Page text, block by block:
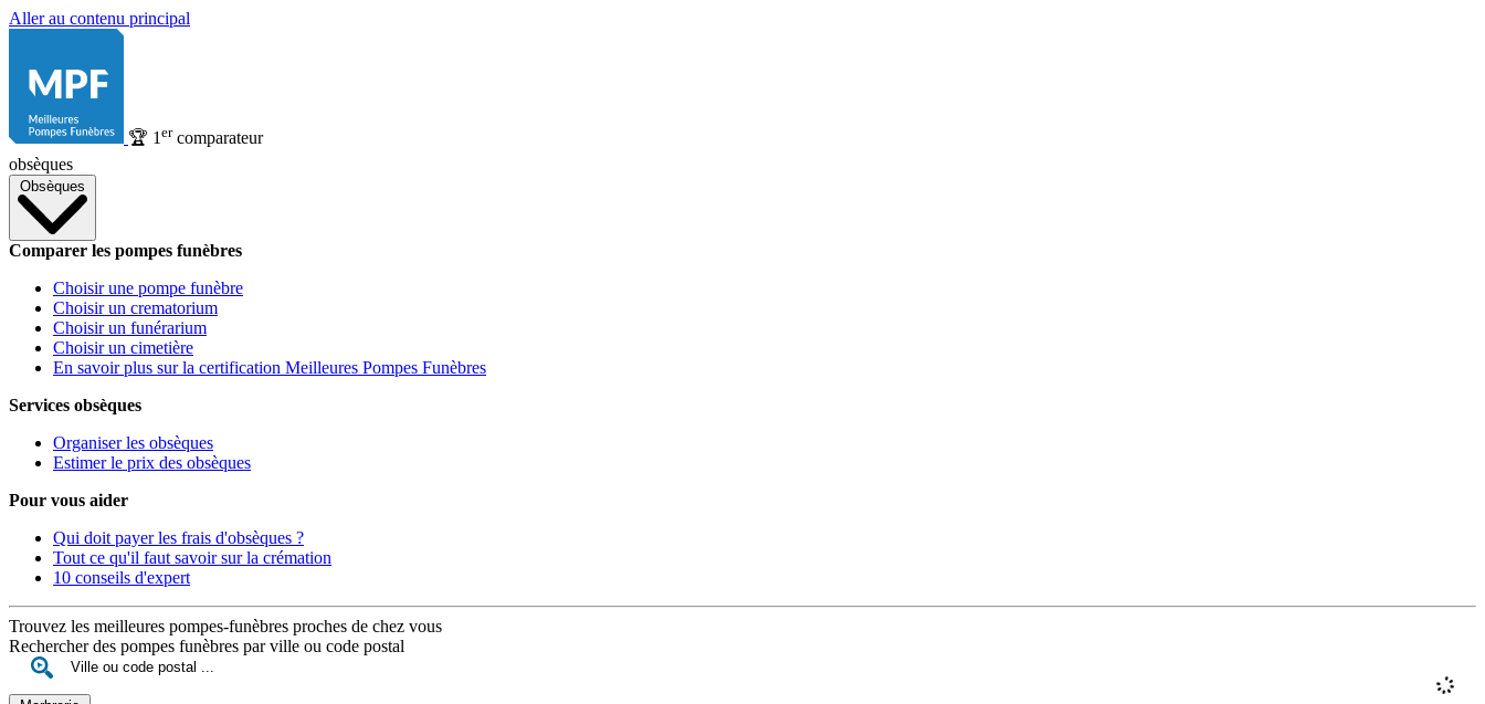
Aller au contenu principal
🏆 1 ercomparateur
obsèques
Obsèques
Comparer les pompes funèbres
Choisir une pompe funèbre
Choisir un crematorium
Choisir un funérarium
Choisir un cimetière
En savoir plus sur la certification Meilleures Pompes Funèbres
Services obsèques
Organiser les obsèques
Estimer le prix des obsèques
Pour vous aider
Qui doit payer les frais d'obsèques ?
Tout ce qu'il faut savoir sur la crémation
10 conseils d'expert
Trouvez les meilleures pompes-funèbres proches de chez vous
Rechercher des pompes funèbres par ville ou code postal